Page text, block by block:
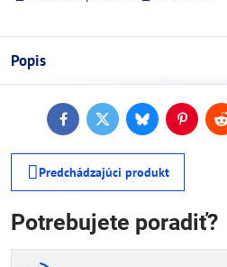
Popis
FacebookTwitterBluesky
Predchádzajúci produkt
Potrebujete poradiť?